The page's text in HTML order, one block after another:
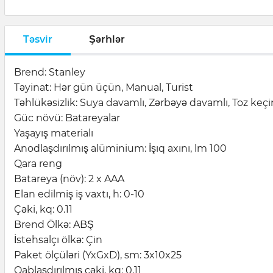
Təsvir Şərhlər
Brend: Stanley
Təyinat: Hər gün üçün, Manual, Turist
Təhlükəsizlik: Suya davamlı, Zərbəyə davamlı, Toz
Güc növü: Batareyalar
Yaşayış materialı
Anodlaşdırılmış alüminium: İşıq axını, lm 100
Qara reng
Batareya (növ): 2 x AAA
Elan edilmiş iş vaxtı, h: 0-10
Çəki, kq: 0.11
Brend Ölkə: ABŞ
İstehsalçı ölkə: Çin
Paket ölçüləri (YxGxD), sm: 3x10x25
Qablaşdırılmış çəki, kq: 0,11